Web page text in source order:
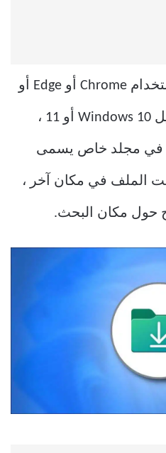
إذا قمت بتنزيل ملف باستخدام Chrome أو Edge أو
Firefox على نظام التشغيل Windows 10 أو 11 ،
في مجلد خاص يسمى
الملف في مكان آخر ،
حول مكان البحث.